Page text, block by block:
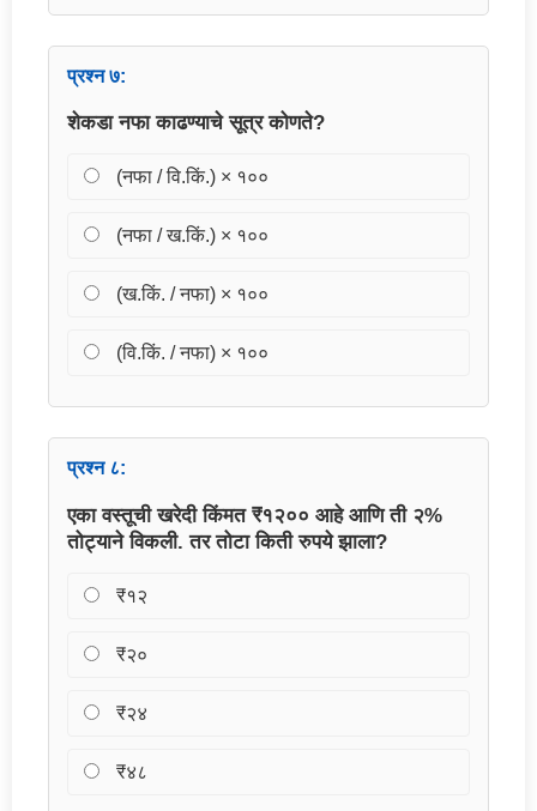
प्रश्न ७:
शेकडा नफा काढण्याचे सूत्र कोणते?
(नफा / वि.किं.) × १००
(नफा / ख.किं.) × १००
(ख.किं. / नफा) × १००
(वि.किं. / नफा) × १००
प्रश्न ८:
एका वस्तूची खरेदी किंमत ₹१२०० आहे आणि ती २%
तोट्याने विकली. तर तोटा किती रुपये झाला?
₹१२
₹२०
₹२४
₹४८